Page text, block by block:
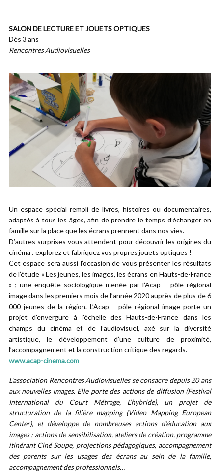
SALON DE LECTURE ET JOUETS OPTIQUES
Dès 3 ans
Rencontres Audiovisuelles
Un espace spécial rempli de livres, histoires ou documentaires,
adaptés à tous les âges, afin de prendre le temps d’échanger en
famille sur la place que les écrans prennent dans nos vies.
D’autres surprises vous attendent pour découvrir les origines du
cinéma : explorez et fabriquez vos propres jouets optiques !
Cet espace sera aussi l’occasion de vous présenter les résultats
de l’étude « Les jeunes, les images, les écrans en Hauts-de-France
» ; une enquête sociologique menée par l’Acap – pôle régional
image dans les premiers mois de l’année 2020 auprès de plus de 6
000 jeunes de la région. L’Acap – pôle régional image porte un
projet d’envergure à l’échelle des Hauts-de-France dans les
champs du cinéma et de l’audiovisuel, axé sur la diversité
artistique, le développement d’une culture de proximité,
l’accompagnement et la construction critique des regards.
www.acap-cinema.com
L’association Rencontres Audiovisuelles se consacre depuis 20 ans
aux nouvelles images. Elle porte des actions de diffusion (Festival
International du Court Métrage, L’hybride), un projet de
structuration de la filière mapping (Video Mapping European
Center), et développe de nombreuses actions d’éducation aux
images : actions de sensibilisation, ateliers de création, programme
itinérant Ciné Soupe, projections pédagogiques, accompagnement
des parents sur les usages des écrans au sein de la famille,
accompagnement des professionnels…